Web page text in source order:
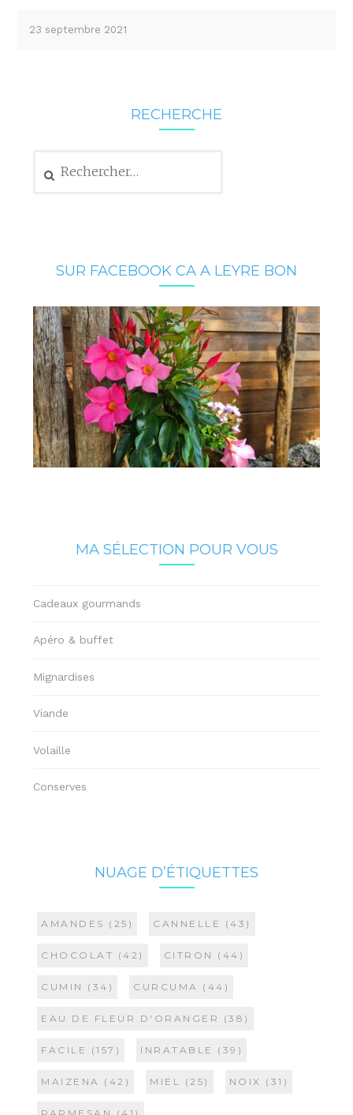
23 septembre 2021
RECHERCHE
SUR FACEBOOK CA A LEYRE BON
MA SÉLECTION POUR VOUS
Cadeaux gourmands
Apéro & buffet
Mignardises
Viande
Volaille
Conserves
NUAGE D’ÉTIQUETTES
AMANDES (25) CANNELLE (43)
CHOCOLAT (42) CITRON (44)
CUMIN (34) CURCUMA (44)
EAU DE FLEUR D'ORANGER (38)
FACILE (157) INRATABLE (39)
MAIZENA (42) MIEL (25) NOIX (31)